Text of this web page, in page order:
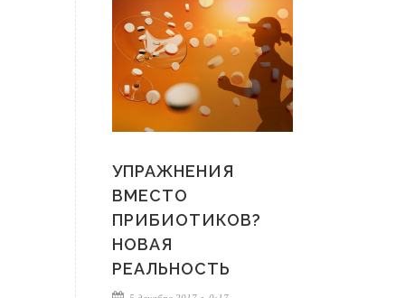
УПРАЖНЕНИЯ
ВМЕСТО
ПРИБИОТИКОВ?
НОВАЯ
РЕАЛЬНОСТЬ